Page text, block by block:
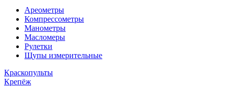
Ареометры
Компрессометры
Манометры
Масломеры
Рулетки
Щупы измерительные
Краскопульты
Крепёж